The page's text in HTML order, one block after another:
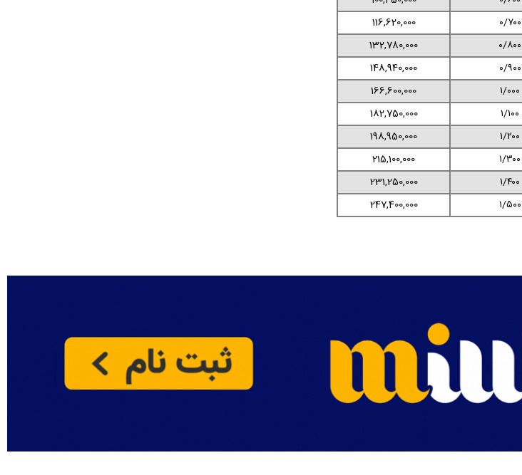
116,620,000
132,780,000
148,940,000
166,600,000
182,750,000
198,950,000
215,100,000
231,250,000
247,400,000